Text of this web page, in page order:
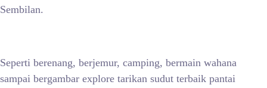
Sembilan.
Seperti berenang, berjemur, camping, bermain wahana
sampai bergambar explore tarikan sudut terbaik pantai